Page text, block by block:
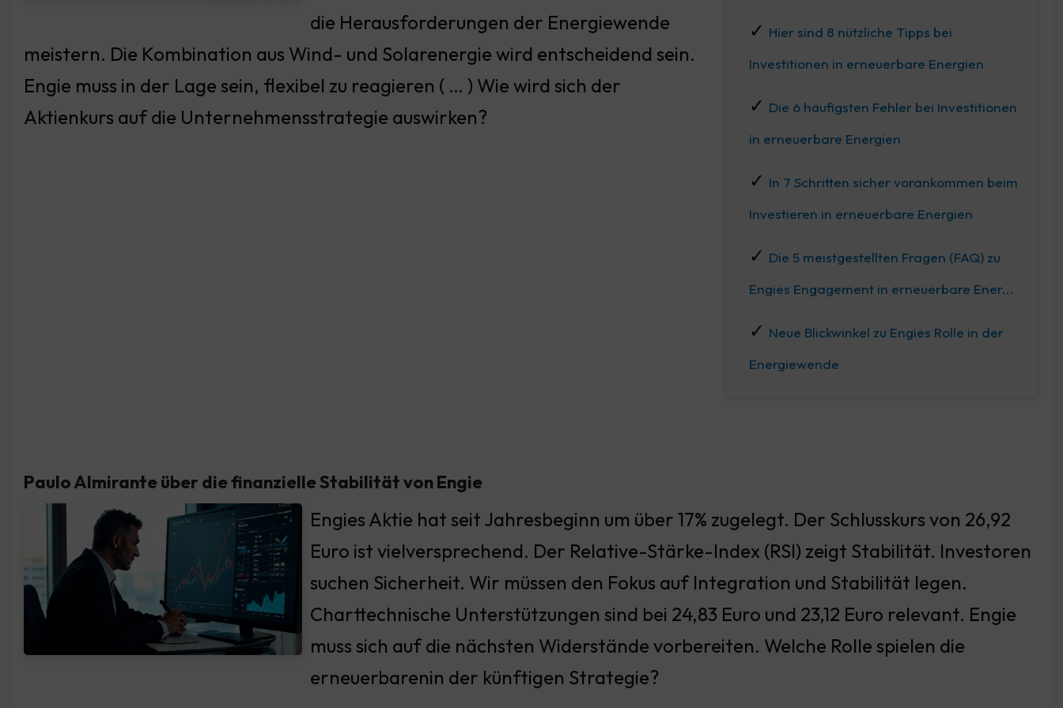
Hier sind 8 nützliche Tipps bei
Investitionen in erneuerbare Energien
Die 6 häufigsten Fehler bei Investitionen
in erneuerbare Energien
In 7 Schritten sicher vorankommen beim
Investieren in erneuerbare Energien
Die 5 meistgestellten Fragen (FAQ) zu
Engies Engagement in erneuerbare Ener...
Neue Blickwinkel zu Engies Rolle in der
Energiewende
die Herausforderungen der Energiewende
meistern. Die Kombination aus Wind- und Solarenergie wird entscheidend sein.
Engie muss in der Lage sein, flexibel zu reagieren ( … ) Wie wird sich der
Aktienkurs auf die Unternehmensstrategie auswirken?
Paulo Almirante über die finanzielle Stabilität von Engie
Engies Aktie hat seit Jahresbeginn um über 17% zugelegt. Der Schlusskurs von 26,92
Euro ist vielversprechend. Der Relative-Stärke-Index (RSI) zeigt Stabilität. Investoren
suchen Sicherheit. Wir müssen den Fokus auf Integration und Stabilität legen.
Charttechnische Unterstützungen sind bei 24,83 Euro und 23,12 Euro relevant. Engie
muss sich auf die nächsten Widerstände vorbereiten. Welche Rolle spielen die
erneuerbarenin der künftigen Strategie?